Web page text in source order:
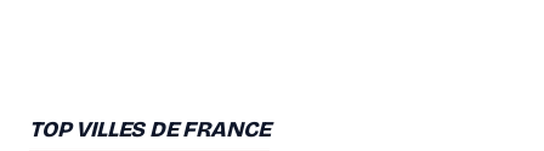
TOP VILLES DE FRANCE